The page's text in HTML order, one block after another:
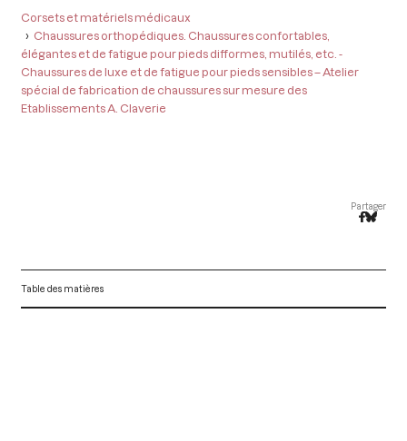
Corsets et matériels médicaux
Chaussures orthopédiques. Chaussures confortables,
élégantes et de fatigue pour pieds difformes, mutilés, etc. -
Chaussures de luxe et de fatigue pour pieds sensibles – Atelier
spécial de fabrication de chaussures sur mesure des
Etablissements A. Claverie
Partager
Table des matières